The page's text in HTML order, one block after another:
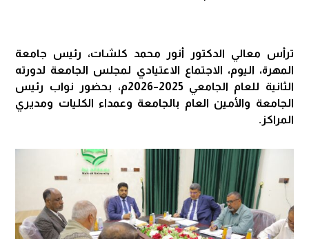
ترأس معالي الدكتور أنور محمد كلشات، رئيس جامعة
المهرة، اليوم، الاجتماع الاعتيادي لمجلس الجامعة لدورته
الثانية للعام الجامعي 2025–2026م، بحضور نواب رئيس
الجامعة والأمين العام بالجامعة وعمداء الكليات ومديري
المراكز.